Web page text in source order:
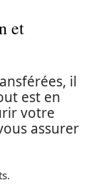
et
il
est en
votre
assurer